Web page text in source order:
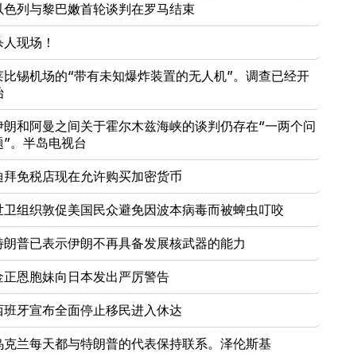
无需定位器即可找到丢失的 iPhone。一个新工具已创
建
这是前所未有的耻辱。梅利基扬谈针对天主教徒的刑
事案件和法庭审理（视频）
21:10
我们希望霍尔木兹问题能够得到和平解决。阿尔塔克·
扎卡里安
20:56
谨防旨在窃取银行详细信息的虚假页面和在线诈骗
（照片）
20:41
委员会已接受亚美尼亚与美国TRIPP协议的合宪性问题
20:30
美国正在为核战争做准备：新的逮捕和镇压（视频）
色列与黎巴嫩首轮谈判在罗马结束
人现场！
比锡机场的“带有未知爆炸装置的无人机”。调查已经开
朗和阿曼之间关于霍尔木兹海峡的谈判仍存在“一两个问
”。半岛电视台
拜免税店现在允许购买加密货币
卫组织敦促美国民众避免因波本病毒而被蜱虫叮咬
朗普已表示伊朗不再具备发展核武器的能力
正恩胞妹向日本发出严厉警告
班牙宣布全面停止移民进入休达
克兰每天都与特朗普的代表保持联系。泽伦斯基